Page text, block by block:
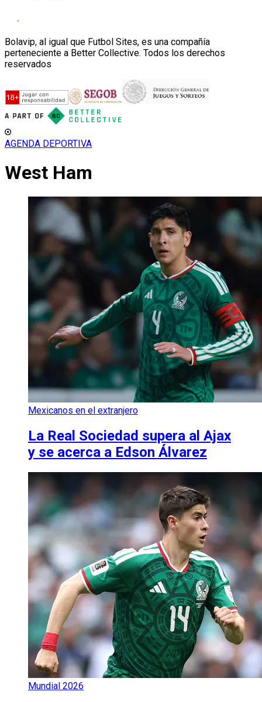
Bolavip, al igual que Futbol Sites, es una compañía
perteneciente a Better Collective. Todos los derechos
reservados
AGENDA DEPORTIVA
West Ham
Mexicanos en el extranjero
La Real Sociedad supera al Ajax
y se acerca a Edson Álvarez
Mundial 2026